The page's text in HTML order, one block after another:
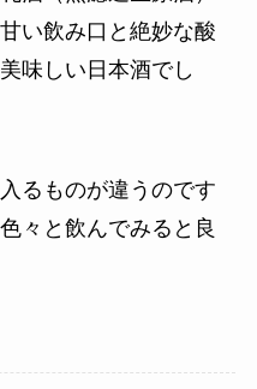
い飲み口と絶妙な酸
味しい日本酒でし
るものが違うのです
々と飲んでみると良